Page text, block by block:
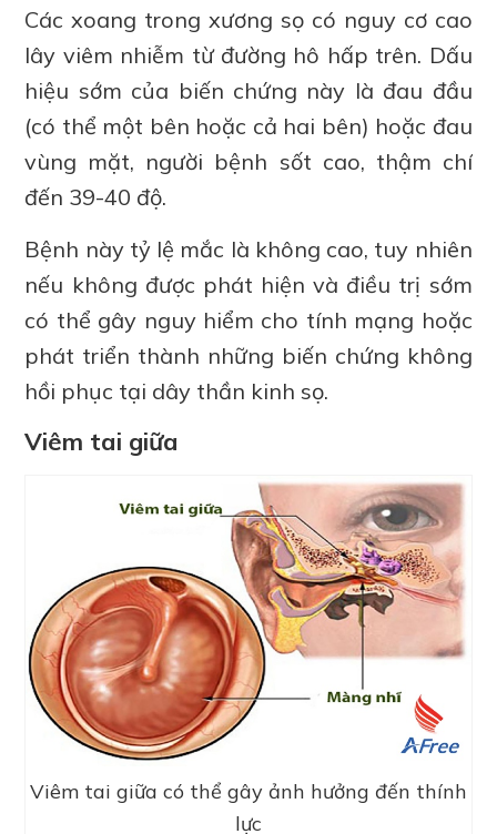
Các xoang trong xương sọ có nguy cơ cao
lây viêm nhiễm từ đường hô hấp trên. Dấu
hiệu sớm của biến chứng này là đau đầu
(có thể một bên hoặc cả hai bên) hoặc đau
vùng mặt, người bệnh sốt cao, thậm chí
đến 39-40 độ.
Bệnh này tỷ lệ mắc là không cao, tuy nhiên
nếu không được phát hiện và điều trị sớm
có thể gây nguy hiểm cho tính mạng hoặc
phát triển thành những biến chứng không
hồi phục tại dây thần kinh sọ.
Viêm tai giữa
Viêm tai giữa có thể gây ảnh hưởng đến thính
lực